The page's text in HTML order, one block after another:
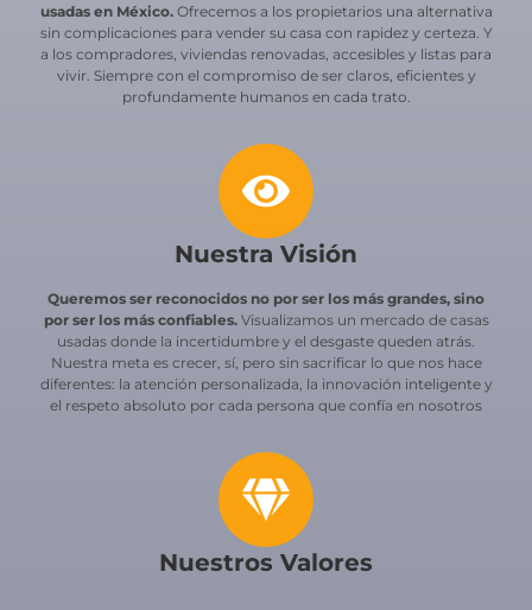
usadas en México.Ofrecemos a los propietarios una alternativa
sin complicaciones para vender su casa con rapidez y certeza. Y
a los compradores, viviendas renovadas, accesibles y listas para
vivir. Siempre con el compromiso de ser claros, eficientes y
profundamente humanos en cada trato.
Nuestra Visión
Queremos ser reconocidos no por ser los más grandes, sino
por ser los más confiables.Visualizamos un mercado de casas
usadas donde la incertidumbre y el desgaste queden atrás.
Nuestra meta es crecer, sí, pero sin sacrificar lo que nos hace
diferentes: la atención personalizada, la innovación inteligente y
el respeto absoluto por cada persona que confía en nosotros
Nuestros Valores